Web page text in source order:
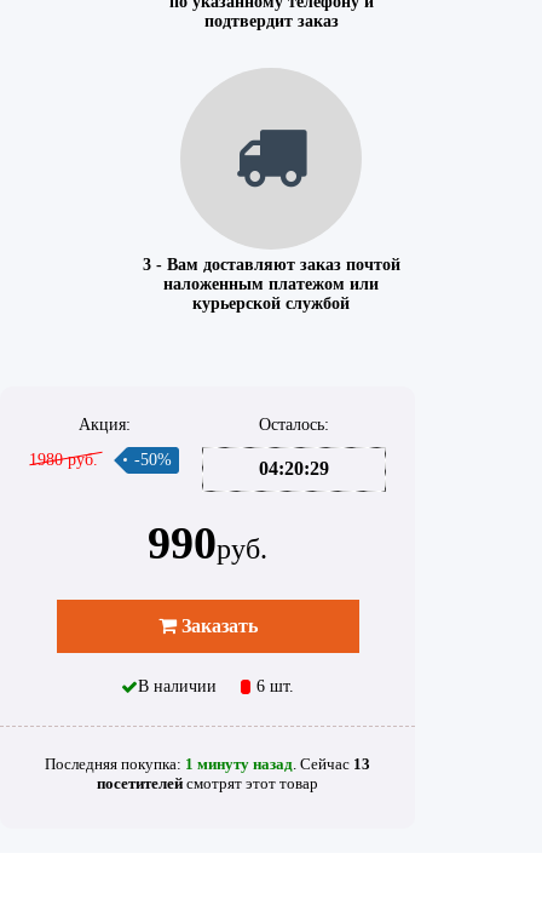
подтвердит заказ
3 - Вам доставляют заказ почтой
наложенным платежом или
курьерской службой
Акция:
1980 руб.
-50%
Осталось:
04:20:29
990руб.
Заказать
В наличии 6 шт.
Последняя покупка: 1 минуту назад . Сейчас 13
посетителей смотрят этот товар